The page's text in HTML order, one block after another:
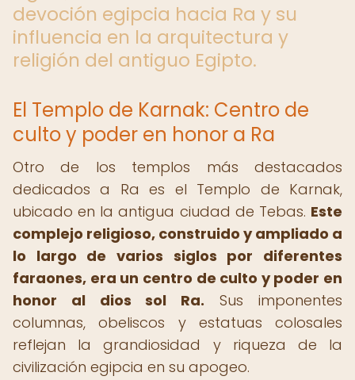
devoción egipcia hacia Ra y su
influencia en la arquitectura y
religión del antiguo Egipto.
El Templo de Karnak: Centro de
culto y poder en honor a Ra
Otro de los templos más destacados
dedicados a Ra es el Templo de Karnak,
ubicado en la antigua ciudad de Tebas. Este
complejo religioso, construido y ampliado a
lo largo de varios siglos por diferentes
faraones, era un centro de culto y poder en
honor al dios sol Ra. Sus imponentes
columnas, obeliscos y estatuas colosales
reflejan la grandiosidad y riqueza de la
civilización egipcia en su apogeo.